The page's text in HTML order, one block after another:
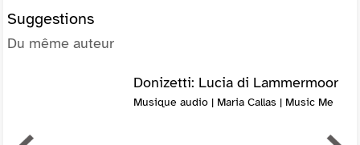
Suggestions
Du même auteur
Donizetti: Lucia di Lammermoor
Musique audio | Maria Callas | Music Me